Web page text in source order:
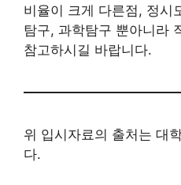
비율이 크게 다른점, 정시
탐구, 과학탐구 뿐아니라
참고하시길 바랍니다.
위 입시자료의 출처는 대
다.